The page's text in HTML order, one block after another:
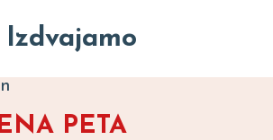
Izdvajamo
PETA